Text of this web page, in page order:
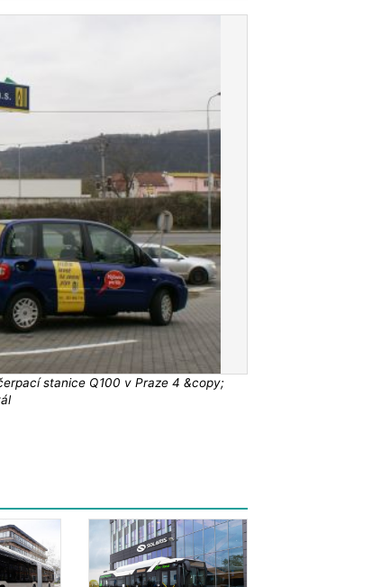
stanice Q100 v Praze 4 &copy;